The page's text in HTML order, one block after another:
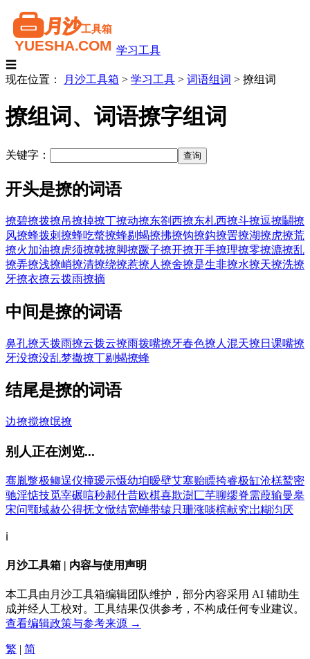
学习工具
☰
现在位置：
月沙工具箱 > 学习工具 > 词语组词 > 撩组词
撩组词、词语撩字组词
关键字：
开头是撩的词语
撩碧撩拨撩吊撩掉撩丁撩动撩东劄西撩东札西撩斗撩逗撩鬭撩
风撩蜂拨刺撩蜂吃螫撩蜂剔蝎撩拂撩钩撩鈎撩罟撩湖撩虎撩荒
撩火加油撩虎须撩戟撩脚撩蹶子撩开撩开手撩理撩零撩漉撩乱
撩弄撩浅撩峭撩清撩绕撩惹撩人 撩舍撩是生非撩水撩天撩洗撩
牙撩衣撩云拨雨撩摘
中间是撩的词语
鼻孔撩天拨雨撩云拨云撩雨拨嘴撩牙春色撩人 混天撩日 课嘴撩
牙没撩没乱梦撒撩丁剔蝎撩蜂
结尾是撩的词语
边撩搅撩氓撩
别人正在浏览...
骞胤蹩极鲫逞仪撞瑷示慑幼垍暧壁艾塞贻瞟挎睿极缸沧榚鹫密
驰淫惦技觅宰碾唁秒郝什昔欧棋喜欺澍匸芊聊缪脊需葭输曼皋
宋问颚域赦公得抚文惞结宽蝉带辕只珊涨啖槟献究岀糊汮厌
ℹ️
月沙工具箱 | 内容与使用声明
本工具由月沙工具箱编辑团队维护，部分内容采用 AI 辅助生
成并经人工校对。工具结果仅供参考，不构成任何专业建议。
查看编辑政策与参考来源 →
繁 | 简